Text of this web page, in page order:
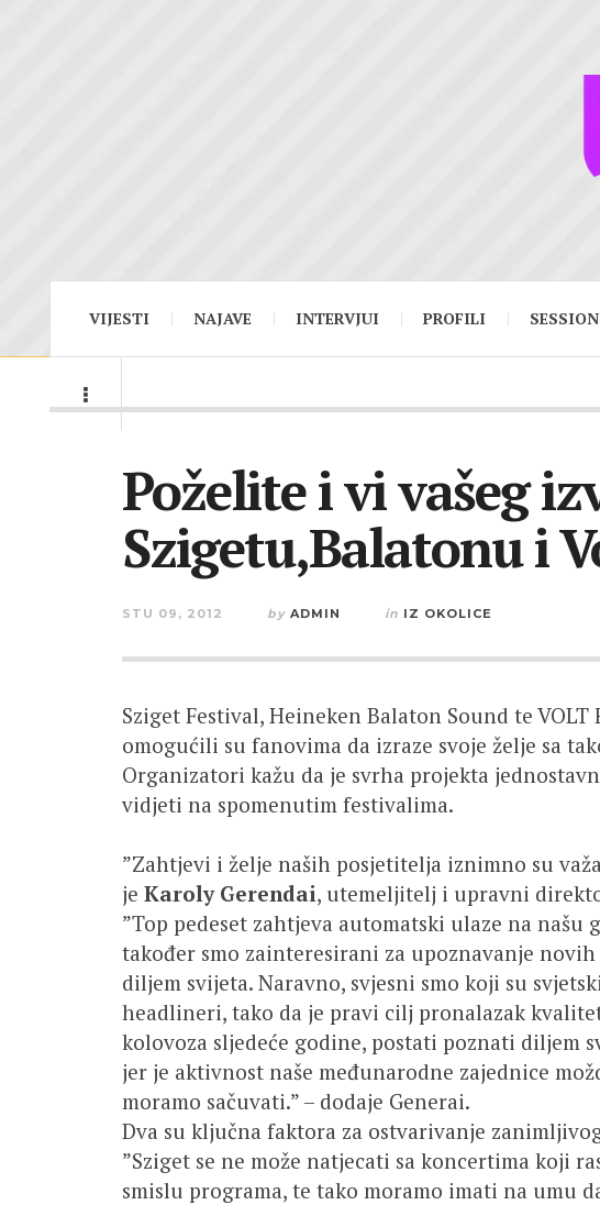
VIJESTI NAJAVE INTERVJUI PROFILI
Poželite i vi vašeg
Szigetu,Balatonu i
STU 09, 2012 by ADMIN in IZ OKOLICE
Sziget Festival, Heineken Balaton Sound te
omogućili su fanovima da izraze svoje želje sa
Organizatori kažu da je svrha projekta
vidjeti na spomenutim festivalima.
”Zahtjevi i želje naših posjetitelja iznimno su
je Karoly Gerendai, utemeljitelj i upravni
”Top pedeset zahtjeva automatski ulaze na
također smo zainteresirani za upoznavanje
diljem svijeta. Naravno, svjesni smo koji su
headlineri, tako da je pravi cilj pronalazak
kolovoza sljedeće godine, postati poznati diljem
jer je aktivnost naše međunarodne zajednice
moramo sačuvati.” – dodaje Generai.
Dva su ključna faktora za ostvarivanje
”Sziget se ne može natjecati sa koncertima koji
smislu programa, te tako moramo imati na umu